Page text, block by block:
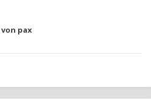
von pax